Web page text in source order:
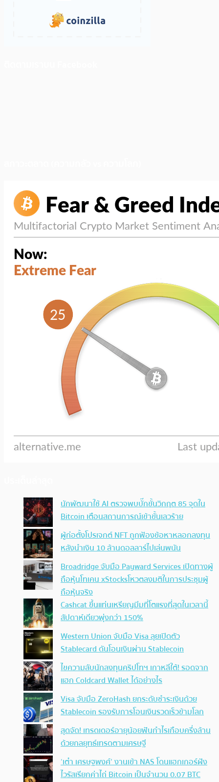
นักพัฒนาใช้ AI ตรวจพบบั๊กขั้นวิกฤต 85 จุดใน
Bitcoin เตือนสถานการณ์เข้าขั้นเลวร้าย
ผู้ก่อตั้งโปรเจกต์ NFT ถูกฟ้องข้อหาหลอกลงทุน
หลังนำเงิน 10 ล้านดอลลาร์ไปเล่นพนัน
Broadridge จับมือ Payward Services เปิดทางผู้
ถือหุ้นโทเคน xStocksโหวตลงมติในการประชุมผู้
ถือหุ้นจริง
Cashcat ขึ้นแท่นเหรียญมีมที่โตแรงที่สุดในเวลานี้
สัปดาห์เดียวพุ่งกว่า 150%
Western Union จับมือ Visa ลุยเปิดตัว
Stablecard ดันโอนเงินผ่าน Stablecoin
ไขความลับนักลงทุนคริปโทฯ เกาหลีใต้! รอดจาก
แฮก Coldcard Wallet ได้อย่างไร
Visa จับมือ ZeroHash ยกระดับชำระเงินด้วย
Stablecoin รองรับการโอนเงินรวดเร็วข้ามโลก
สุดจัด! เทรดเดอร์อายุน้อยฟันกำไรเกือบครึ่งล้าน
ด้วยกลยุทธ์เทรดตามเศรษฐี
‘เต๋า เศรษฐพงศ์’ งานเข้า NAS โดนแฮกเกอร์ฝัง
ไวรัสเรียกค่าไถ่ Bitcoin เป็นจำนวน 0.07 BTC